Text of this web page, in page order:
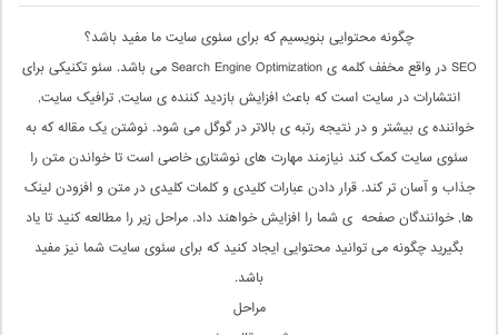
چگونه محتوایی بنویسیم که برای سئوی سایت ما مفید باشد؟
SEO در واقع مخفف کلمه ی Search Engine Optimization می باشد. سئو تکنیکی برای
انتشارات در سایت است که باعث افزایش بازدید کننده ی سایت, ترافیک سایت,
خواننده ی بیشتر و در نتیجه رتبه ی بالاتر در گوگل می شود. نوشتن یک مقاله که به
سئوی سایت کمک کند نیازمند مهارت های نوشتاری خاصی است تا خواندن متن را
جذاب و آسان تر کند. قرار دادن عبارات کلیدی و کلمات کلیدی در متن و افزودن لینک
ها, خوانندگان صفحه ی شما را افزایش خواهند داد. مراحل زیر را مطالعه کنید تا یاد
بگیرید چگونه می توانید محتوایی ایجاد کنید که برای سئوی سایت شما نیز مفید
باشد.
مراحل